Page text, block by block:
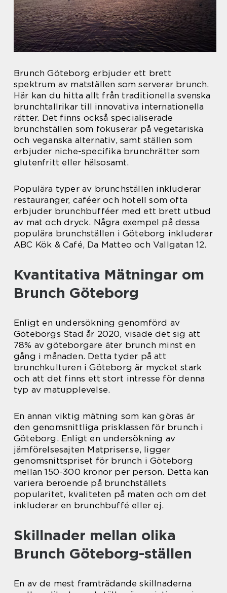
Brunch Göteborg erbjuder ett brett
spektrum av matställen som serverar brunch.
Här kan du hitta allt från traditionella svenska
brunchtallrikar till innovativa internationella
rätter. Det finns också specialiserade
brunchställen som fokuserar på vegetariska
och veganska alternativ, samt ställen som
erbjuder niche-specifika brunchrätter som
glutenfritt eller hälsosamt.
Populära typer av brunchställen inkluderar
restauranger, caféer och hotell som ofta
erbjuder brunchbufféer med ett brett utbud
av mat och dryck. Några exempel på dessa
populära brunchställen i Göteborg inkluderar
ABC Kök & Café, Da Matteo och Vallgatan 12.
Kvantitativa Mätningar om
Brunch Göteborg
Enligt en undersökning genomförd av
Göteborgs Stad år 2020, visade det sig att
78% av göteborgare äter brunch minst en
gång i månaden. Detta tyder på att
brunchkulturen i Göteborg är mycket stark
och att det finns ett stort intresse för denna
typ av matupplevelse.
En annan viktig mätning som kan göras är
den genomsnittliga prisklassen för brunch i
Göteborg. Enligt en undersökning av
jämförelsesajten Matpriser.se, ligger
genomsnittspriset för brunch i Göteborg
mellan 150-300 kronor per person. Detta kan
variera beroende på brunchställets
popularitet, kvaliteten på maten och om det
inkluderar en brunchbuffé eller ej.
Skillnader mellan olika
Brunch Göteborg-ställen
En av de mest framträdande skillnaderna